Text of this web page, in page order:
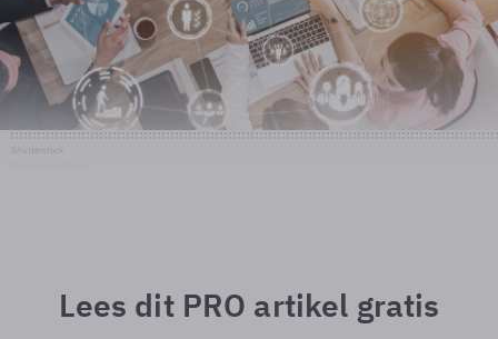
Lees dit PRO artikel gratis